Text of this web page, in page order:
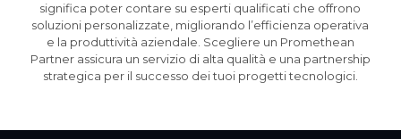
significa poter contare su esperti qualificati che offrono
soluzioni personalizzate, migliorando l’efficienza operativa
e la produttività aziendale. Scegliere un Promethean
Partner assicura un servizio di alta qualità e una partnership
strategica per il successo dei tuoi progetti tecnologici.